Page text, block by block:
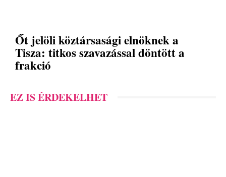
Őt jelöli köztársasági elnöknek a
Tisza: titkos szavazással döntött a
frakció
EZ IS ÉRDEKELHET